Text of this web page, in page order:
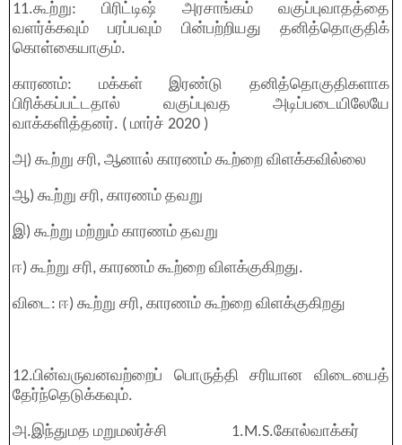
11.கூற்று: பிரிட்டிஷ் அரசாங்கம் வகுப்புவாதத்தை
வளர்க்கவும் பரப்பவும் பின்பற்றியது தனித்தொகுதிக்
கொள்கையாகும்.
காரணம்: மக்கள் இரண்டு தனித்தொகுதிகளாக
பிரிக்கப்பட்டதால் வகுப்புவத அடிப்படையிலேயே
வாக்களித்தனர். ( மார்ச் 2020 )
அ) கூற்று சரி, ஆனால் காரணம் கூற்றை விளக்கவில்லை
ஆ) கூற்று சரி, காரணம் தவறு
இ) கூற்று மற்றும் காரணம் தவறு
ஈ) கூற்று சரி, காரணம் கூற்றை விளக்குகிறது.
விடை: ஈ) கூற்று சரி, காரணம் கூற்றை விளக்குகிறது
12.பின்வருவனவற்றைப் பொருத்தி சரியான விடையைத்
தேர்ந்தெடுக்கவும்.
அ.இந்துமத மறுமலர்ச்சி 1.M.S.கோல்வாக்கர்